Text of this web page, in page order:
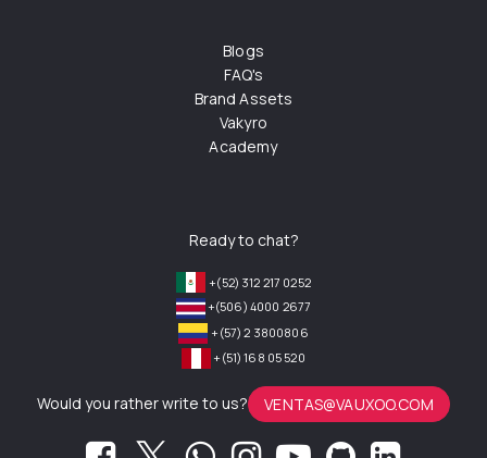
Blogs
FAQ's
Brand Assets
Vakyro
Academy
Ready to chat?
+(52) 312 217 0252
+(506) 4000 2677
+(57) 2 3800806
+(51) 168 05 520
Would you rather write to us? VENTAS@VAUXOO.COM